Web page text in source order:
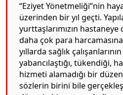
“Eziyet Yönetmeliği”nin
üzerinden bir yıl geçti.
yurttaşlarımızın
daha çok para
yıllarda sağlık
yabancılaştığı, tükendiği,
hizmeti alamadığı bir
sözlerin birini bile